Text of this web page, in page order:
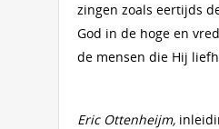
zingen zoals eertijds
God in de hoge en
de mensen die Hij
Eric Ottenheijm,